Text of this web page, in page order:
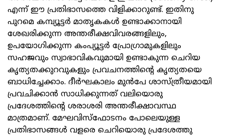
എന്ന് ഈ പ്രതിഭാസത്തെ വിളിക്കാറുണ്ട്. ഇതിനു
പുറമെ കമ്പ്യൂട്ടർ മാതൃകകൾ ഉണ്ടാക്കാനായി
ശേഖരിക്കുന്ന അന്തരീക്ഷവിവരങ്ങളിലും,
ഉപയോഗിക്കുന്ന കംപ്യൂട്ടർ പ്രോഗ്രാമുകളിലും
സഹജവും സ്വാഭാവികവുമായി ഉണ്ടാകുന്ന ചെറിയ
കൃത്യതക്കുറവുകളും പ്രവചനത്തിന്റെ കൃത്യതയെ
ബാധിച്ചേക്കാം. ദീർഘകാലം മുൻപേ ശാസ്ത്രീയമായി
പ്രവചിക്കാൻ സാധിക്കുന്നത് വലിയൊരു
പ്രദേശത്തിന്റെ ശരാശരി അന്തരീക്ഷാവസ്ഥ
മാത്രമാണ്. മേഘവിസ്ഫോടനം പോലെയുള്ള
പ്രതിഭാസങ്ങൾ വളരെ ചെറിയൊരു പ്രദേശത്തു